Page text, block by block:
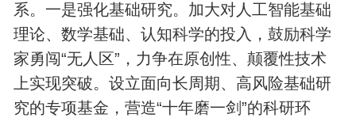
系。一是强化基础研究。加大对人工智能基础
理论、数学基础、认知科学的投入，鼓励科学
家勇闯“无人区”，力争在原创性、颠覆性技术
上实现突破。设立面向长周期、高风险基础研
究的专项基金，营造“十年磨一剑”的科研环